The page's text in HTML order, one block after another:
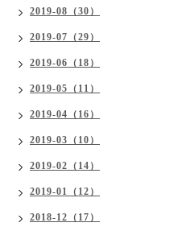
2019-08（30）
2019-07（29）
2019-06（18）
2019-05（11）
2019-04（16）
2019-03（10）
2019-02（14）
2019-01（12）
2018-12（17）